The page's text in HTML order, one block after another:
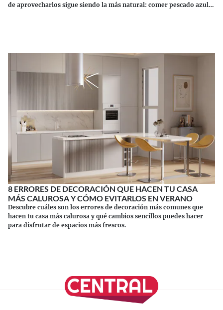
de aprovecharlos sigue siendo la más natural: comer pescado azul.
8 ERRORES DE DECORACIÓN QUE HACEN TU CASA
MÁS CALUROSA Y CÓMO EVITARLOS EN VERANO
Descubre cuáles son los errores de decoración más comunes que
hacen tu casa más calurosa y qué cambios sencillos puedes hacer
para disfrutar de espacios más frescos.